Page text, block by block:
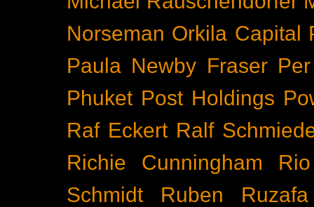
Norseman Orkila Capital
Paula Newby Fraser
Phuket Post Holdings
Raf Eckert Ralf
Richie Cunningham
Rio
Schmidt
Ruben Ruzafa